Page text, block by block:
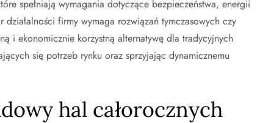
spełniają wymagania dotyczące bezpieczeństwa, energii
firmy wymaga rozwiązań tymczasowych czy
i ekonomicznie korzystną alternatywę dla tradycyjnych
się potrzeb rynku oraz sprzyjając dynamicznemu
hal całorocznych